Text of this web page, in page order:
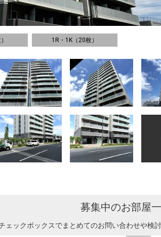
1R・1K（20枚）
募集中のお部屋
ェックボックスでまとめてのお問い合わせや検